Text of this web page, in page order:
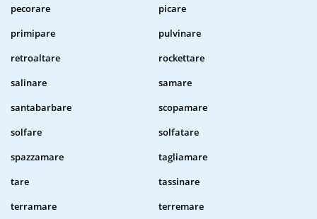
pecorare
picare
primipare
pulvinare
retroaltare
rockettare
salinare
samare
santabarbare
scopamare
solfare
solfatare
spazzamare
tagliamare
tare
tassinare
terramare
terremare